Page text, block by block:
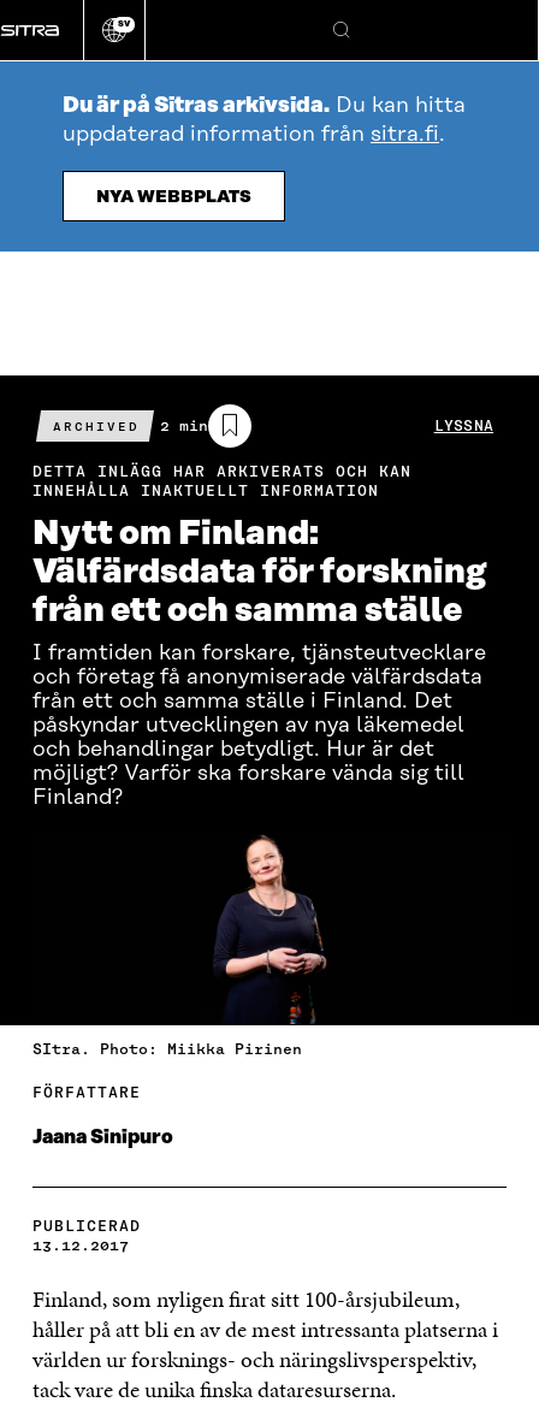
direkt
till
Ändra
språk
SV
Sök
Du är på Sitras arkivsida. Du kan hitta
uppdaterad information från sitra.fi.
NYA WEBBPLATS
ARCHIVED
Beräknad
läsningstid
2 min LYSSNA
DETTA INLÄGG HAR ARKIVERATS OCH KAN
INNEHÅLLA INAKTUELLT INFORMATION
Nytt om Finland:
Välfärdsdata för forskning
från ett och samma ställe
I framtiden kan forskare, tjänsteutvecklare
och företag få anonymiserade välfärdsdata
från ett och samma ställe i Finland. Det
påskyndar utvecklingen av nya läkemedel
och behandlingar betydligt. Hur är det
möjligt? Varför ska forskare vända sig till
Finland?
SItra. Photo: Miikka Pirinen
FÖRFATTARE
Jaana Sinipuro
PUBLICERAD
13.12.2017
Finland, som nyligen firat sitt 100-årsjubileum,
håller på att bli en av de mest intressanta platserna i
världen ur forsknings- och näringslivsperspektiv,
tack vare de unika finska dataresurserna.